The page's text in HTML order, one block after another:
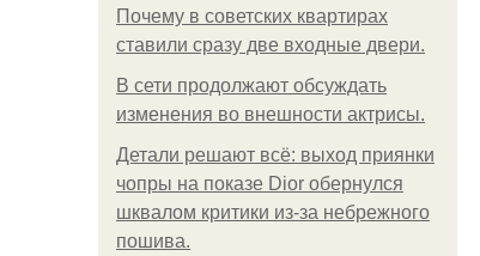
Почему в советских квартирах
ставили сразу две входные двери.
В сети продолжают обсуждать
изменения во внешности актрисы.
Детали решают всё: выход приянки
чопры на показе Dior обернулся
шквалом критики из-за небрежного
пошива.